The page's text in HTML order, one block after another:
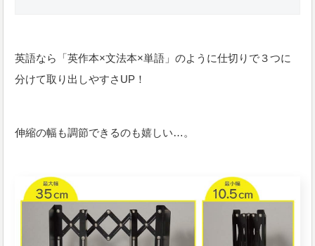
英語なら「英作本×文法本×単語」のように仕切りで３つに
分けて取り出しやすさUP！
伸縮の幅も調節できるのも嬉しい…。